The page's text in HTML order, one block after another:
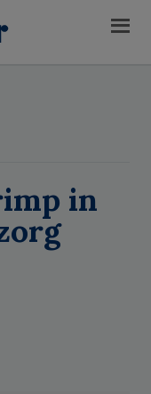
in